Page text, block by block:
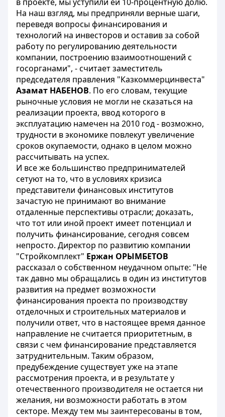
На наш взгляд, мы предприняли верные шаги,
переведя вопросы финансирования и
технологий на инвесторов и оставив за собой
работу по регулированию деятельности
компании, построению взаимоотношений с
госорганами", - считает заместитель
председателя правления "Казкоммерцинвеста"
Азамат НАБЕНОВ. По его словам, текущие
рыночные условия не могли не сказаться на
реализации проекта, ввод которого в
эксплуатацию намечен на 2010 год - возможно,
трудности в экономике повлекут увеличение
сроков окупаемости, однако в целом можно
рассчитывать на успех.
И все же большинство предпринимателей
сетуют на то, что в условиях кризиса
представители финансовых институтов
зачастую не принимают во внимание
отдаленные перспективы отрасли; доказать,
что тот или иной проект имеет потенциал и
получить финансирование, сегодня совсем
непросто. Директор по развитию компании
"Стройкомплект" Ержан ОРЫМБЕТОВ
рассказал о собственном неудачном опыте: "Не
так давно мы обращались в один из институтов
развития на предмет возможности
финансирования проекта по производству
отделочных и строительных материалов и
получили ответ, что в настоящее время данное
направление не считается приоритетным, в
связи с чем финансирование представляется
затруднительным. Таким образом,
предубеждение существует уже на этапе
рассмотрения проекта, и в результате у
отечественного производителя не остается ни
желания, ни возможности работать в этом
секторе. Между тем мы заинтересованы в том,